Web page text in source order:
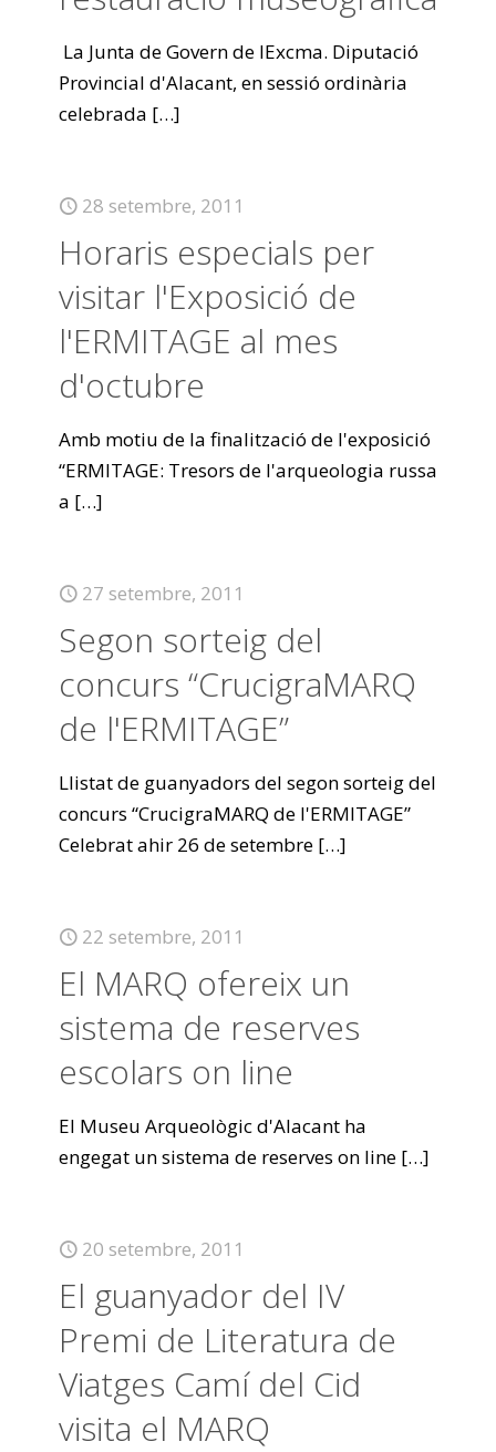
La Junta de Govern de lExcma. Diputació
Provincial d'Alacant, en sessió ordinària
celebrada […]
28 setembre, 2011
Horaris especials per
visitar l'Exposició de
l'ERMITAGE al mes
d'octubre
Amb motiu de la finalització de l'exposició
“ERMITAGE: Tresors de l'arqueologia russa
a […]
27 setembre, 2011
Segon sorteig del
concurs “CrucigraMARQ
de l'ERMITAGE”
Llistat de guanyadors del segon sorteig del
concurs “CrucigraMARQ de l'ERMITAGE”
Celebrat ahir 26 de setembre […]
22 setembre, 2011
El MARQ ofereix un
sistema de reserves
escolars on line
El Museu Arqueològic d'Alacant ha
engegat un sistema de reserves on line […]
20 setembre, 2011
El guanyador del IV
Premi de Literatura de
Viatges Camí del Cid
visita el MARQ